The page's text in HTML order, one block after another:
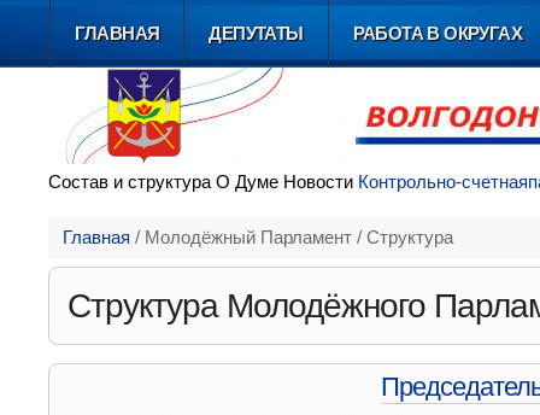
ГЛАВНАЯ ДЕПУТАТЫ РАБОТА В ОКРУГАХ
Состав и структура О Думе Новости Контрольно-счетная
Главная / Молодёжный Парламент / Структура
Структура Молодёжного